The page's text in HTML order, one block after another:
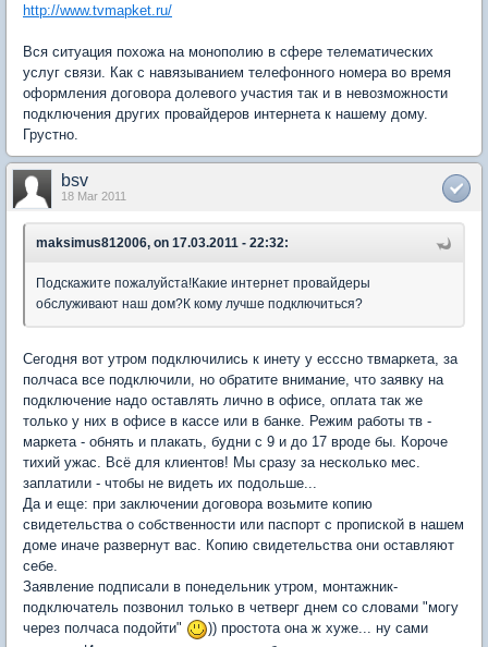
http://www.tvmapket.ru/
Вся ситуация похожа на монополию в сфере телематических
услуг связи. Как с навязыванием телефонного номера во время
оформления договора долевого участия так и в невозможности
подключения других провайдеров интернета к нашему дому.
Грустно.
bsv
18 Mar 2011
maksimus812006, on 17.03.2011 - 22:32:
Подскажите пожалуйста!Какие интернет провайдеры
обслуживают наш дом?К кому лучше подключиться?
Сегодня вот утром подключились к инету у есссно твмаркета, за
полчаса все подключили, но обратите внимание, что заявку на
подключение надо оставлять лично в офисе, оплата так же
только у них в офисе в кассе или в банке. Режим работы тв -
маркета - обнять и плакать, будни с 9 и до 17 вроде бы. Короче
тихий ужас. Всё для клиентов! Мы сразу за несколько мес.
заплатили - чтобы не видеть их подольше...
Да и еще: при заключении договора возьмите копию
свидетельства о собственности или паспорт с пропиской в нашем
доме иначе развернут вас. Копию свидетельства они оставляют
себе.
Заявление подписали в понедельник утром, монтажник-
подключатель позвонил только в четверг днем со словами "могу
через полчаса подойти"
)) простота она ж хуже... ну сами